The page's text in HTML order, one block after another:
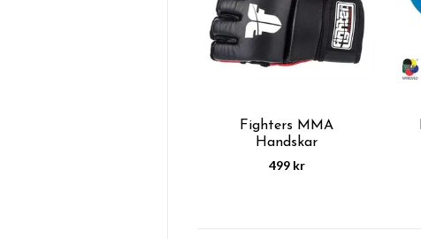
Fighters MMA
Handskar
499 kr